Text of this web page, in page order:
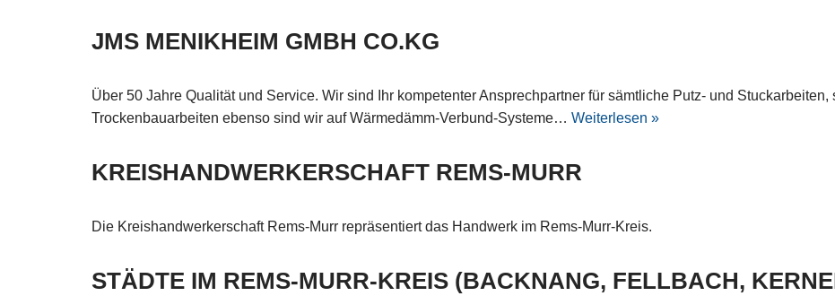
JMS MENIKHEIM GMBH CO.KG
Über 50 Jahre Qualität und Service. Wir sind Ihr kompetenter Ansprechpartner für sämtliche Putz- und Stuckarbeiten,
Trockenbauarbeiten ebenso sind wir auf Wärmedämm-Verbund-Systeme… Weiterlesen »
KREISHANDWERKERSCHAFT REMS-MURR
Die Kreishandwerkerschaft Rems-Murr repräsentiert das Handwerk im Rems-Murr-Kreis.
STÄDTE IM REMS-MURR-KREIS (BACKNANG, FELLBACH,